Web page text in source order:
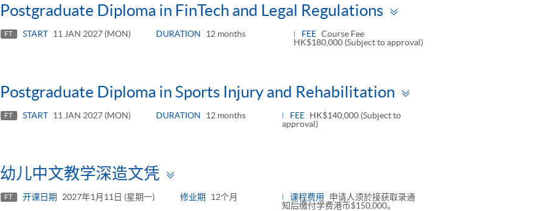
Postgraduate Diploma in FinTech and Legal Regulations
FT START 11 JAN 2027 (MON) DURATION 12 months FEE Course Fee
HK$180,000 (Subject to approval)
Postgraduate Diploma in Sports Injury and Rehabilitation
FT START 11 JAN 2027 (MON) DURATION 12 months FEE HK$140,000 (Subject to
approval)
幼儿中文教学深造文凭
panel
FT 开课日期 2027年1月11日 (星期一) 修业期 12个月 课程费用
申请人须於接获取录通
知后缴付学费港币$150,000。